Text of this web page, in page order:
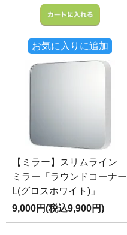
お気に入りに追加
【ミラー】スリムライン
ミラー「ラウンドコーナー
L(グロスホワイト)」
9,000円(税込9,900円)